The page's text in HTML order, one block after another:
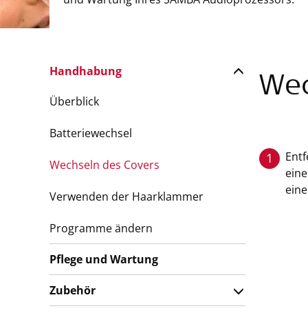
1
Handhabung
Überblick
Batteriewechsel
Wechseln des Covers
Verwenden der Haarklammer
Programme ändern
Pflege und Wartung
Zubehör